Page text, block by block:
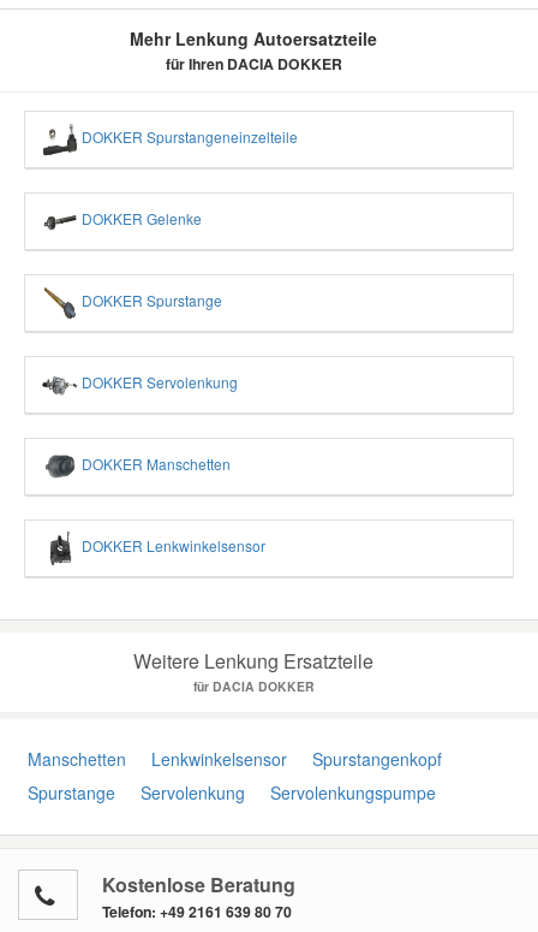
Mehr Lenkung Autoersatzteile
für Ihren DACIA DOKKER
DOKKER Spurstangeneinzelteile
DOKKER Gelenke
DOKKER Spurstange
DOKKER Servolenkung
DOKKER Manschetten
DOKKER Lenkwinkelsensor
Weitere Lenkung Ersatzteile
für DACIA DOKKER
Manschetten Lenkwinkelsensor
Spurstangenkopf
Spurstange
Servolenkung Servolenkungspumpe
Kostenlose Beratung
Telefon: +49 2161 639 80 70